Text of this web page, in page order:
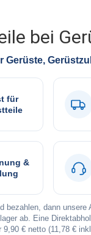
bei
Gerüste,
für
&
dann
ab. Eine
€ netto (11,78 €